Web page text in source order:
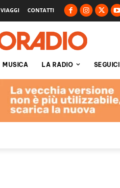
VIAGGI CONTATTI
MUSICA LA RADIO SEGUICI